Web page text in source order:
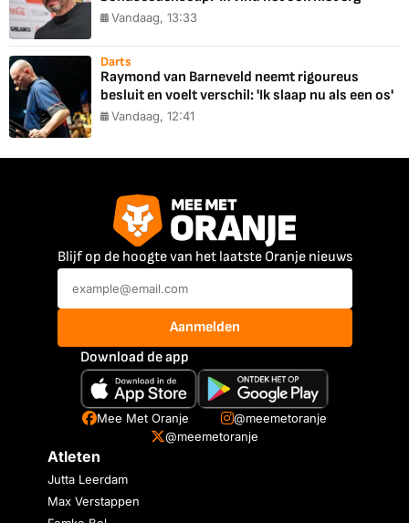
Vandaag, 13:33
Darts
Raymond van Barneveld neemt rigoureus
besluit en voelt verschil: 'Ik slaap nu als een os'
Vandaag, 12:41
Blijf op de hoogte van het laatste Oranje nieuws
Aanmelden
Download de app
Mee Met Oranje
@meemetoranje
@meemetoranje
Atleten
Jutta Leerdam
Max Verstappen